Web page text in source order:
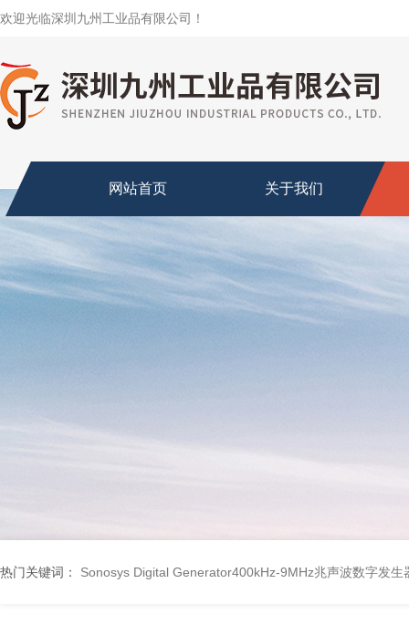
欢迎光临深圳九州工业品有限公司！
网站首页 关于我们
热门关键词： Sonosys Digital Generator400kHz-9MHz兆声波数字发生